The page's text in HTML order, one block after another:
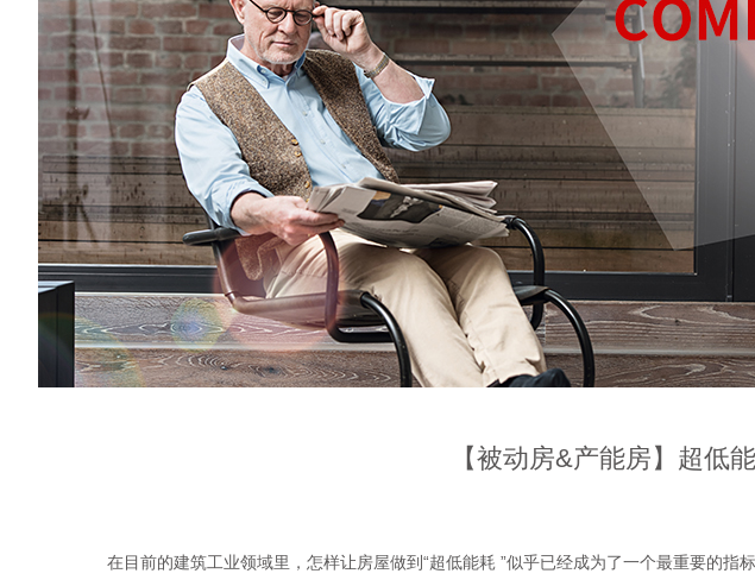
【被动房&产能房】超低
在目前的建筑工业领域里，怎样让房屋做到“超低能耗 ”似乎已经成为了一个最重要的指